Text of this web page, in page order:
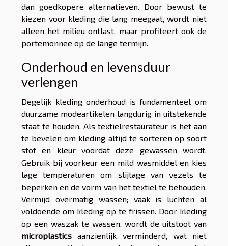
dan goedkopere alternatieven. Door bewust te
kiezen voor kleding die lang meegaat, wordt niet
alleen het milieu ontlast, maar profiteert ook de
portemonnee op de lange termijn.
Onderhoud en levensduur
verlengen
Degelijk kleding onderhoud is fundamenteel om
duurzame modeartikelen langdurig in uitstekende
staat te houden. Als textielrestaurateur is het aan
te bevelen om kleding altijd te sorteren op soort
stof en kleur voordat deze gewassen wordt.
Gebruik bij voorkeur een mild wasmiddel en kies
lage temperaturen om slijtage van vezels te
beperken en de vorm van het textiel te behouden.
Vermijd overmatig wassen; vaak is luchten al
voldoende om kleding op te frissen. Door kleding
op een waszak te wassen, wordt de uitstoot van
microplastics aanzienlijk verminderd, wat niet